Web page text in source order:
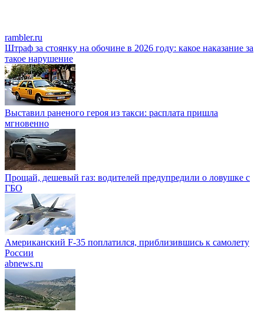
rambler.ru
Штраф за стоянку на обочине в 2026 году: какое наказание за
такое нарушение
Выставил раненого героя из такси: расплата пришла
мгновенно
Прощай, дешевый газ: водителей предупредили о ловушке с
ГБО
Американский F-35 поплатился, приблизившись к самолету
России
abnews.ru